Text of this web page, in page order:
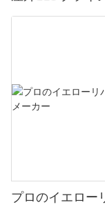
プロのイエロー